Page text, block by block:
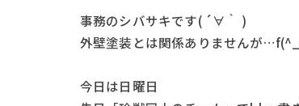
事務のシバサキです( ´∀｀ )
外壁塗装とは関係ありませんが
今日は日曜日